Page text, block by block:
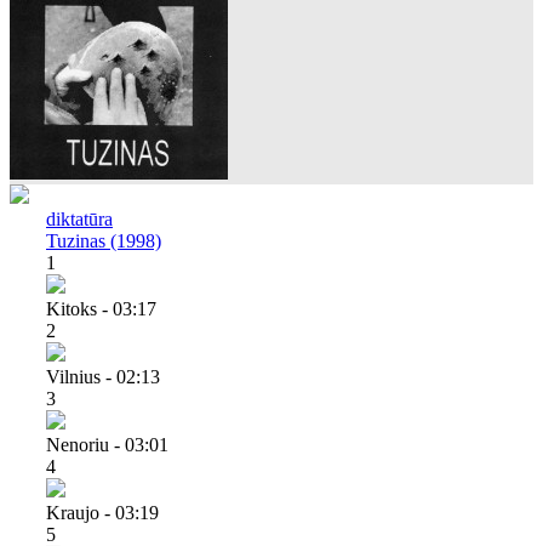
diktatūra
Tuzinas (1998)
1
Kitoks - 03:17
2
Vilnius - 02:13
3
Nenoriu - 03:01
4
Kraujo - 03:19
5